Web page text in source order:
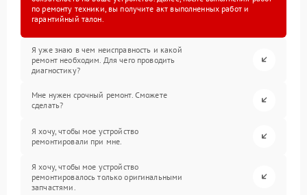
по ремонту техники, вы получите акт выполненных работ и
гарантийный талон.
Я уже знаю в чем неисправность и какой
ремонт необходим. Для чего проводить
диагностику?
Мне нужен срочный ремонт. Сможете
сделать?
Я хочу, чтобы мое устройство
ремонтировали при мне.
Я хочу, чтобы мое устройство
ремонтировалось только оригинальными
запчастями.